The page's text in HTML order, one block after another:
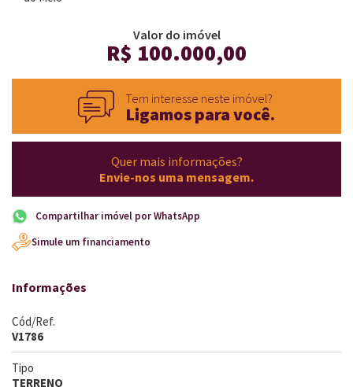
Valor do imóvel
R$ 100.000,00
Tem interesse neste imóvel?
Ligamos para você.
Quer mais informações?
Envie-nos uma mensagem.
Compartilhar imóvel por WhatsApp
Simule um financiamento
Informações
Cód/Ref.
V1786
Tipo
TERRENO